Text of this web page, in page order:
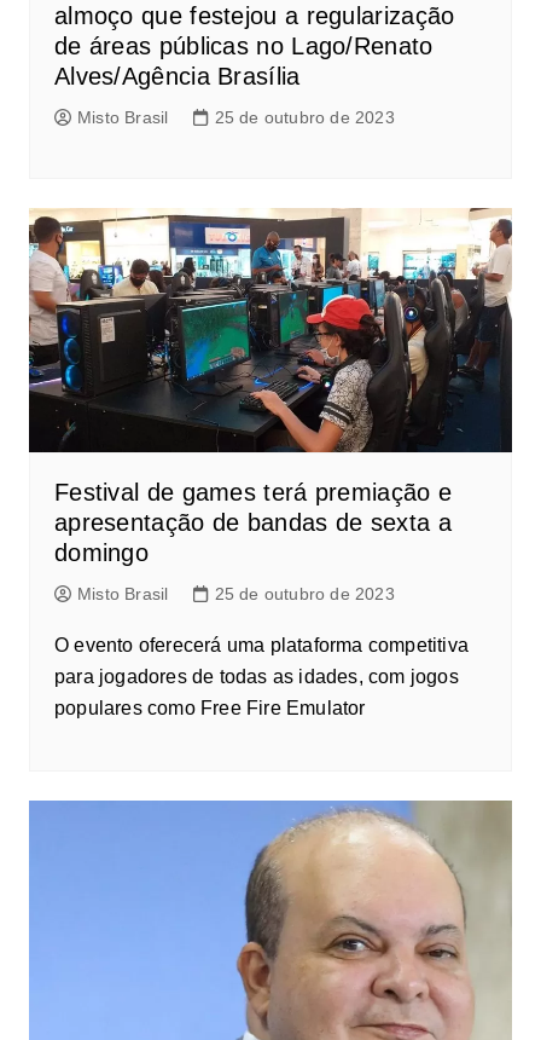
almoço que festejou a regularização
de áreas públicas no Lago/Renato
Alves/Agência Brasília
Misto Brasil 25 de outubro de 2023
Festival de games terá premiação e
apresentação de bandas de sexta a
domingo
Misto Brasil 25 de outubro de 2023
O evento oferecerá uma plataforma competitiva
para jogadores de todas as idades, com jogos
populares como Free Fire Emulator